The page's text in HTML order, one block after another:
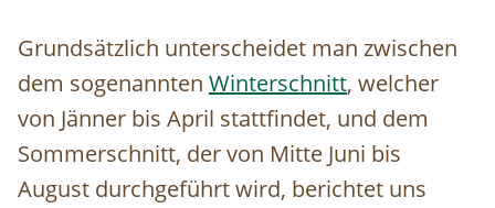
Grundsätzlich unterscheidet man zwischen
dem sogenannten Winterschnitt, welcher
von Jänner bis April stattfindet, und dem
Sommerschnitt, der von Mitte Juni bis
August durchgeführt wird, berichtet uns